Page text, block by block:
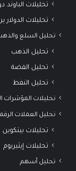
تحليلات الباوند
تحليلات الدولار
تحليل السلع
تحليل الذهب
تحليل الفضة
تحليل النفط
تحليلات المؤشرات
تحليل العملات
تحليلات بيتكوين
تحليلات إيثيريوم
تحليل أسهم